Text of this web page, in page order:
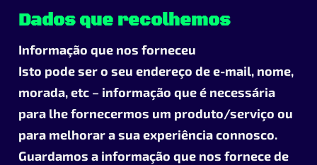
Dados que recolhemos
Informação que nos forneceu
Isto pode ser o seu endereço de e-mail, nome,
morada, etc – informação que é necessária
para lhe fornecermos um produto/serviço ou
para melhorar a sua experiência connosco.
Guardamos a informação que nos fornece de